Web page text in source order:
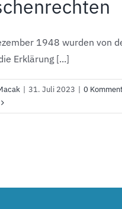
1948 wurden von
Erklärung [...]
| 31. Juli 2023 | 0